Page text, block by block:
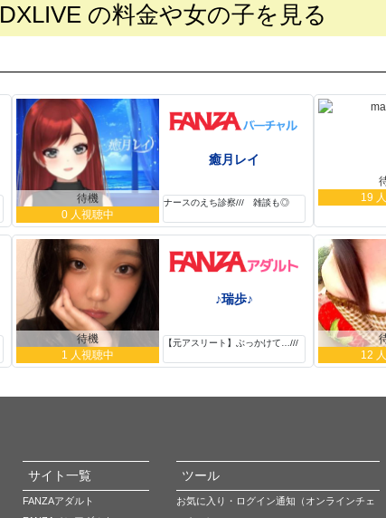
DXLIVE の料金や女の子を見る
待機
0 人視聴中
癒月レイ
ナースのえち診察/// 雑談も◎
19
待機
1 人視聴中
♪瑞歩♪
【元アスリート】ぶっかけて…///
12
サイト一覧
FANZAアダルト
ツール
お気に入り・ログイン通知（オンラインチェ